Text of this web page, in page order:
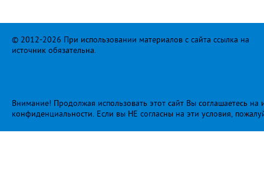
© 2012-2026 При использовании материалов с сайта ссылка на
источник обязательна.
Внимание! Продолжая использовать этот сайт Вы соглашаетесь
конфиденциальности. Если вы НЕ согласны на эти условия,